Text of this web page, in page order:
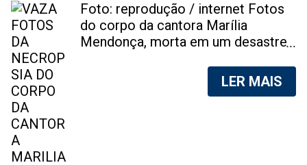
Foto: reprodução / internet Fotos
do corpo da cantora Marília
Mendonça, morta em um desastre
foram vazadas na internet. A
divulgação de fotos do corpo de
LER MAIS